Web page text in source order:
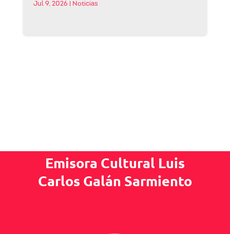
Jul 9, 2026 Noticias
Emisora Cultural Luis
Carlos Galán Sarmiento